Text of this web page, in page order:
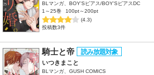
BLマンガ、BOY'Sピアス/BOY'SピアスDC
1～25巻
100pt～200pt
(4.3)
投稿数3件
騎士と帝
いつきまこと
BLマンガ、GUSH COMICS